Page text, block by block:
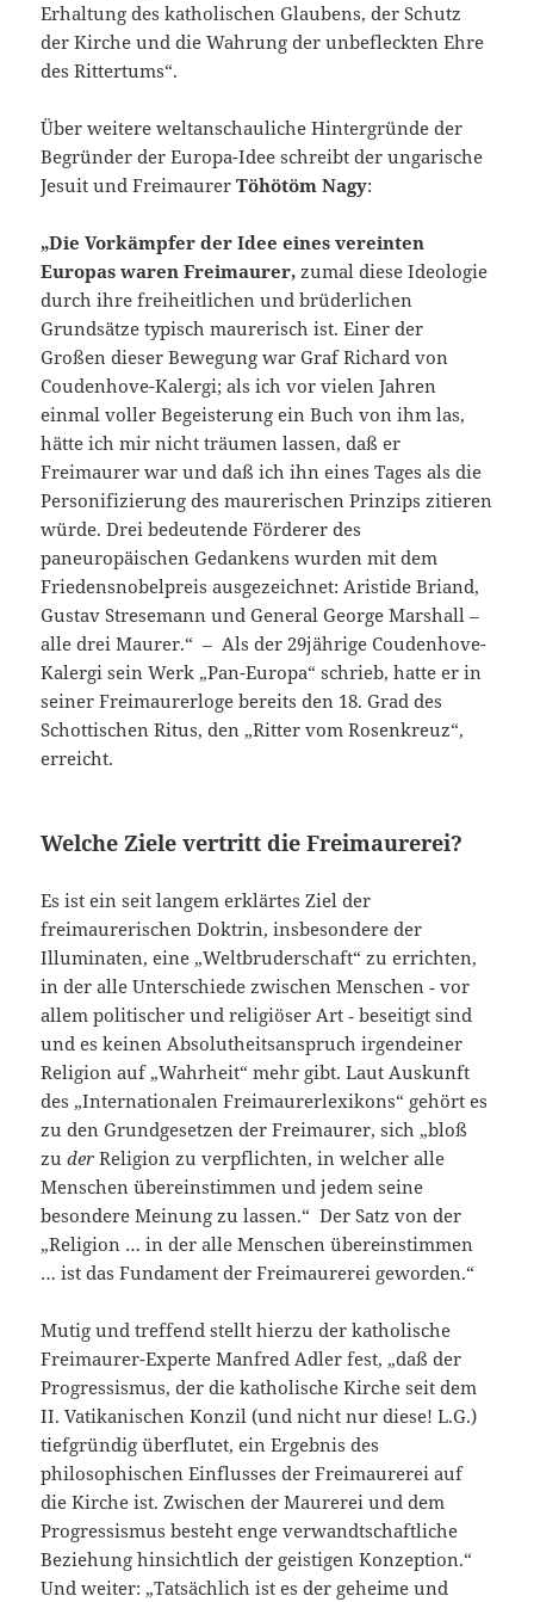
Erhaltung des katholischen Glaubens, der Schutz
der Kirche und die Wahrung der unbefleckten Ehre
des Rittertums“.
Über weitere weltanschauliche Hintergründe der
Begründer der Europa-Idee schreibt der ungarische
Jesuit und FreimaurerTöhötöm Nagy:
„Die Vorkämpfer der Idee eines vereinten
Europas waren Freimaurer, zumal diese Ideologie
durch ihre freiheitlichen und brüderlichen
Grundsätze typisch maurerisch ist. Einer der
Großen dieser Bewegung war Graf Richard von
Coudenhove-Kalergi; als ich vor vielen Jahren
einmal voller Begeisterung ein Buch von ihm las,
hätte ich mir nicht träumen lassen, daß er
Freimaurer war und daß ich ihn eines Tages als die
Personifizierung des maurerischen Prinzips zitieren
würde. Drei bedeutende Förderer des
paneuropäischen Gedankens wurden mit dem
Friedensnobelpreis ausgezeichnet: Aristide Briand,
Gustav Stresemann und General George Marshall –
alle drei Maurer.“ – Als der 29jährige Coudenhove-
Kalergi sein Werk „Pan-Europa“ schrieb, hatte er in
seiner Freimaurerloge bereits den 18. Grad des
Schottischen Ritus, den „Ritter vom Rosenkreuz“,
erreicht.
Welche Ziele vertritt die Freimaurerei?
Es ist ein seit langem erklärtes Ziel der
freimaurerischen Doktrin, insbesondere der
Illuminaten, eine „Weltbruderschaft“ zu errichten,
in der alle Unterschiede zwischen Menschen ‑ vor
allem politischer und religiöser Art ‑ beseitigt sind
und es keinen Absolutheitsanspruch irgendeiner
Religion auf „Wahrheit“ mehr gibt. Laut Auskunft
des „Internationalen Freimaurerlexikons“ gehört es
zu den Grundgesetzen der Freimaurer, sich „bloß
zuderReligion zu verpflichten, in welcher alle
Menschen übereinstimmen und jedem seine
besondere Meinung zu lassen.“ Der Satz von der
„Religion … in der alle Menschen übereinstimmen
… ist das Fundament der Freimaurerei geworden.“
Mutig und treffend stellt hierzu der katholische
Freimaurer-Experte Manfred Adler fest, „daß der
Progressismus, der die katholische Kirche seit dem
II. Vatikanischen Konzil (und nicht nur diese! L.G.)
tiefgründig überflutet, ein Ergebnis des
philosophischen Einflusses der Freimaurerei auf
die Kirche ist. Zwischen der Maurerei und dem
Progressismus besteht enge verwandtschaftliche
Beziehung hinsichtlich der geistigen Konzeption.“
Und weiter: „Tatsächlich ist es der geheime und